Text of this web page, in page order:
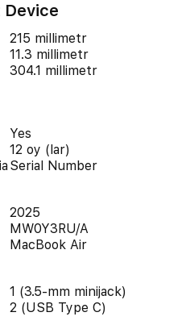
Device
215 millimetr
11.3 millimetr
304.1 millimetr
Yes
12 oy (lar)
Serial Number
2025
MW0Y3RU/A
MacBook Air
1 (3.5-mm minijack)
2 (USB Type C)